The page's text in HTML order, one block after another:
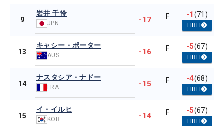
9
岩井 千怜
JPN -17 F -1(71)
HBH
13
キャシー・ポーター
AUS -16 F -5(67)
HBH
14
ナスタシア・ナドー
FRA -15 F -4(68)
HBH
15
イ・イルヒ
KOR -14 F -5(67)
HBH